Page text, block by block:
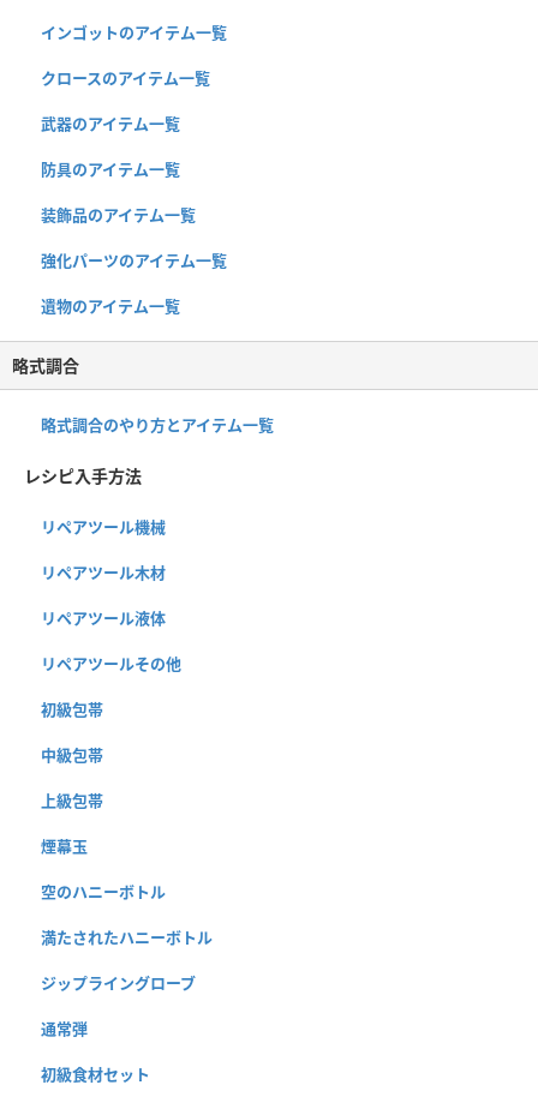
インゴットのアイテム一覧
クロースのアイテム一覧
武器のアイテム一覧
防具のアイテム一覧
装飾品のアイテム一覧
強化パーツのアイテム一覧
遺物のアイテム一覧
略式調合
略式調合のやり方とアイテム一覧
レシピ入手方法
リペアツール機械
リペアツール木材
リペアツール液体
リペアツールその他
初級包帯
中級包帯
上級包帯
煙幕玉
空のハニーボトル
満たされたハニーボトル
ジップライングローブ
通常弾
初級食材セット